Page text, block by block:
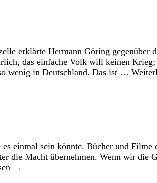
erklärte Hermann Göring gegenüber
das einfache Volk will keinen
wenig in Deutschland. Das ist …
einmal sein könnte. Bücher und Filme
die Macht übernehmen. Wenn wir die
→